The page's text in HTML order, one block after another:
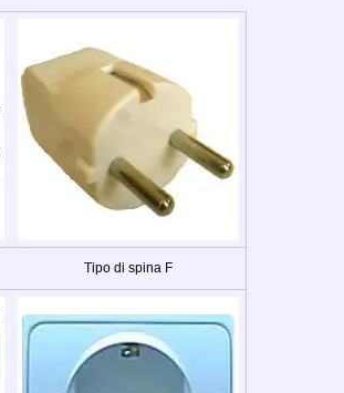
Tipo di spina F